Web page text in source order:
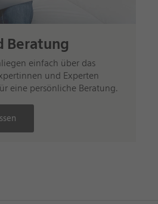
Beratung
einfach über das
und Experten
eine persönliche Beratung.